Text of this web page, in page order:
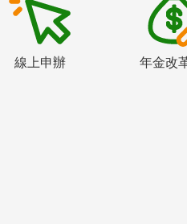
線上申辦 年金改